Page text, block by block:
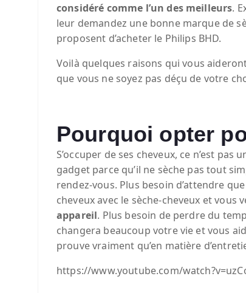
considéré comme l’un des meilleurs.
leur demandez une bonne marque de
proposent d’acheter le Philips BHD.
Voilà quelques raisons qui vous
que vous ne soyez pas déçu de votre
Pourquoi opter
S’occuper de ses cheveux, ce n’est
gadget parce qu’il ne sèche pas tout
rendez-vous. Plus besoin d’attendre
cheveux avec le sèche-cheveux et
appareil. Plus besoin de perdre du
changera beaucoup votre vie et vous
prouve vraiment qu’en matière
https://www.youtube.com/